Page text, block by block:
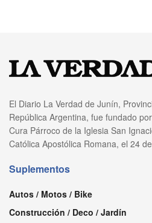
El Diario La Verdad de Junín,
República Argentina, fue fundado
Cura Párroco de la Iglesia San
Católica Apostólica Romana, el 24
Suplementos
Autos / Motos / Bike
Construcción / Deco / Jardín